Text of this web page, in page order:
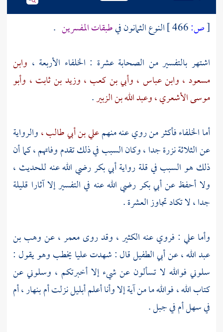
[ص: النوع الثمانون فيطبقات المفسرين .
اشتهر بالتفسير من الصحابة عشرة : الخلفاء الأربعة ، وابن
مسعود ، وابن عباس ، وأبي بن كعب ، وزيد بن ثابت ، وأبو
موسى الأشعري ،وعبد الله بن الزبير.
أما الخلفاء فأكثر من روي عنه منهمعلي بن أبي طالب ،والرواية
عن الثلاثة نزرة جدا ، وكان السبب في ذلك تقدم وفاتهم ، كما أن
ذلك هو السبب في قلة روايةأبي بكررضي الله عنه للحديث ،
ولا أحفظ عنأبي بكررضي الله عنه في التفسير إلا آثارا قليلة
جدا ، لا تكاد تجاوز العشرة .
وأماعلي : فروي عنه الكثير ، وقد روىمعمر ،عنوهب بن
عبد الله ،عنأبي الطفيلقال : شهدتعليايخطب وهو يقول :
سلوني فوالله لا تسألون عن شيء إلا أخبرتكم ، وسلوني عن
كتاب الله ، فوالله ما من آية إلا وأنا أعلم أبليل نزلت أم بنهار ، أم
في سهل أم في جبل .